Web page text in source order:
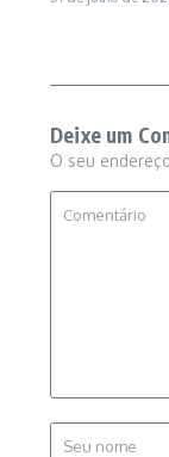
Deixe um
O seu